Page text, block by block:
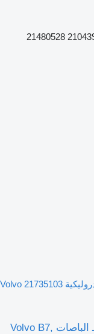
عصا تحكم الهيدروليكية Volvo 21735103
عصا تحكم الهيدروليكية Volvo 21735103 لـ الباصات Volvo B7,